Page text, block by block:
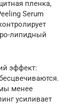
пленка,
Serum
липидный
эффект:
менее
усиливает